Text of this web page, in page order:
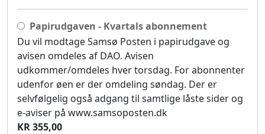
Papirudgaven - Kvartals abonnement
Du vil modtage Samsø Posten i papirudgave og
avisen omdeles af DAO. Avisen
udkommer/omdeles hver torsdag. For abonnenter
udenfor øen er der omdeling søndag. Der er
selvfølgelig også adgang til samtlige låste sider og
e-aviser på www.samsoposten.dk
KR 355,00